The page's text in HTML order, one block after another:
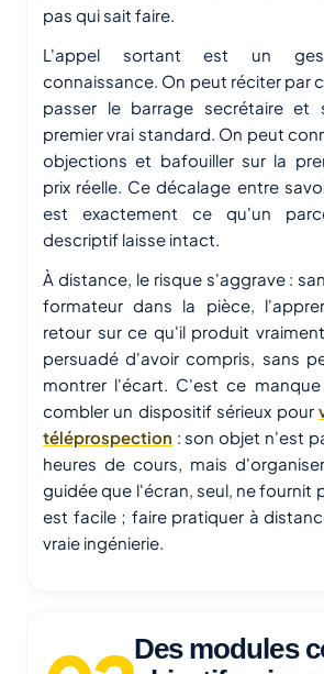
pas qui sait faire.
L'appel sortant est un
connaissance. On peut réciter par
passer le barrage secrétaire
premier vrai standard. On peut
objections et bafouiller sur la
prix réelle. Ce décalage entre
est exactement ce qu'un
descriptif laisse intact.
À distance, le risque s'aggrave :
formateur dans la pièce,
retour sur ce qu'il produit
persuadé d'avoir compris, sans
montrer l'écart. C'est ce
combler un dispositif sérieux pour
téléprospection : son objet n'est
heures de cours, mais
guidée que l'écran, seul, ne fournit
est facile ; faire pratiquer à
vraie ingénierie.
Des modules